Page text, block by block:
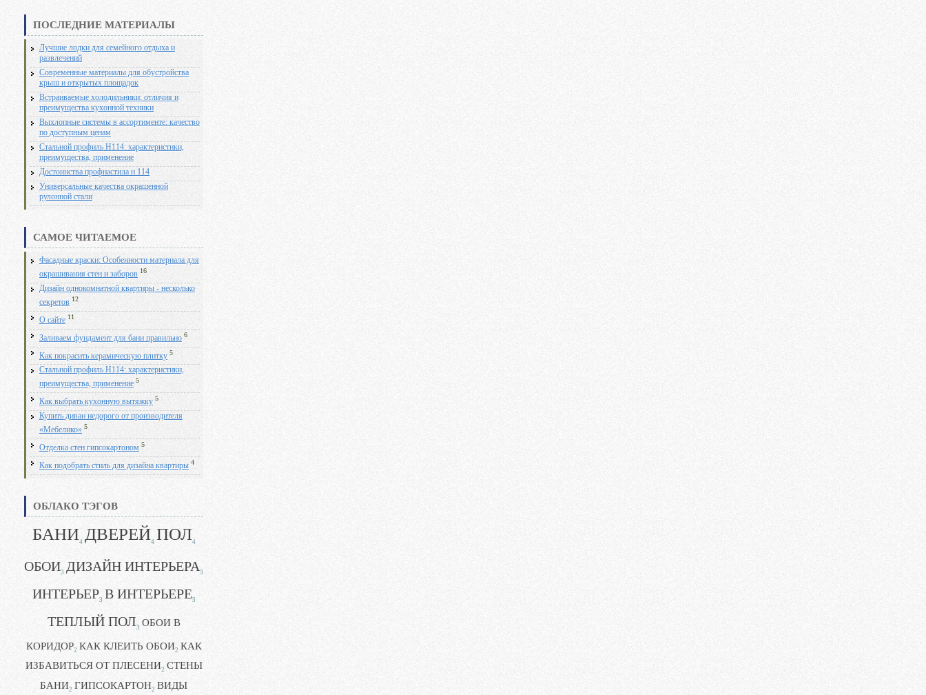
ПОСЛЕДНИЕ МАТЕРИАЛЫ
Лучшие лодки для семейного отдыха и
развлечений
Современные материалы для обустройства
крыш и открытых площадок
Встраиваемые холодильники: отличия и
преимущества кухонной техники
Выхлопные системы в ассортименте: качество
по доступным ценам
Стальной профиль Н114: характеристики,
преимущества, применение
Достоинства профнастила н 114
Универсальные качества окрашенной
рулонной стали
САМОЕ ЧИТАЕМОЕ
Фасадные краски: Особенности материала для
окрашивания стен и заборов 16
Дизайн однокомнатной квартиры - несколько
секретов 12
О сайте 11
Заливаем фундамент для бани правильно 6
Как покрасить керамическую плитку 5
Стальной профиль Н114: характеристики,
преимущества, применение 5
Как выбрать кухонную вытяжку 5
Купить диван недорого от производителя
«Мебелико» 5
Отделка стен гипсокартоном 5
Как подобрать стиль для дизайна квартиры 4
ОБЛАКО ТЭГОВ
БАНИ4 ДВЕРЕЙ4 ПОЛ4
ОБОИ3 ДИЗАЙН ИНТЕРЬЕРА3
ИНТЕРЬЕР3 В ИНТЕРЬЕРЕ3
ТЕПЛЫЙ ПОЛ3 ОБОИ В
КОРИДОР2 КАК КЛЕИТЬ ОБОИ2 КАК
ИЗБАВИТЬСЯ ОТ ПЛЕСЕНИ2 СТЕНЫ
БАНИ2 ГИПСОКАРТОН2 ВИДЫ